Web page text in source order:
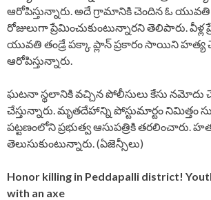
ఆరోపిస్తున్నారు. అదే గ్రామానికి చెందిన ఓ
రోజులుగా ప్రేమించుకుంటున్నారని తెలిపారు. వీళ్ల
యువతి తండ్రే పక్కా ప్లాన్ ప్రకారం సాయిని
ఆరోపిస్తున్నారు.
ఘటనా స్థలానికి వచ్చిన పోలీసులు కేసు నమోదు
చేస్తున్నారు. మృతదేహాన్ని పోస్టుమార్టం నిమిత్తం
పట్టణంలోని ప్రభుత్వ ఆసుపత్రికి తరలించారు.
తెలుసుకుంటున్నారు. (ఏజెన్సీలు)
Honor killing in Peddapalli district!
with an axe